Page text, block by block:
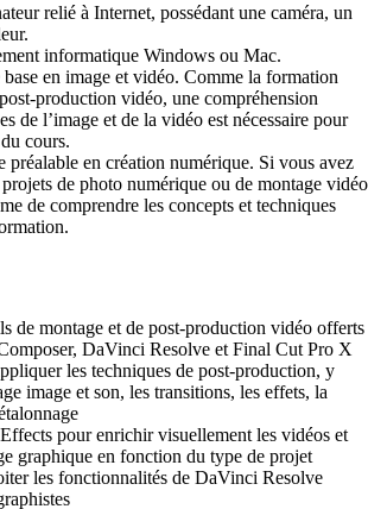
relié à Internet, possédant une caméra, un
informatique Windows ou Mac.
en image et vidéo. Comme la formation
production vidéo, une compréhension
de l’image et de la vidéo est nécessaire pour
cours.
préalable en création numérique. Si vous avez
de photo numérique ou de montage
de comprendre les concepts et techniques
de montage et de post-production vidéo offerts
DaVinci Resolve et Final Cut Pro X
les techniques de post-production, y
image et son, les transitions, les effets, la
pour enrichir visuellement les vidéos et
graphique en fonction du type de projet
les fonctionnalités de DaVinci Resolve